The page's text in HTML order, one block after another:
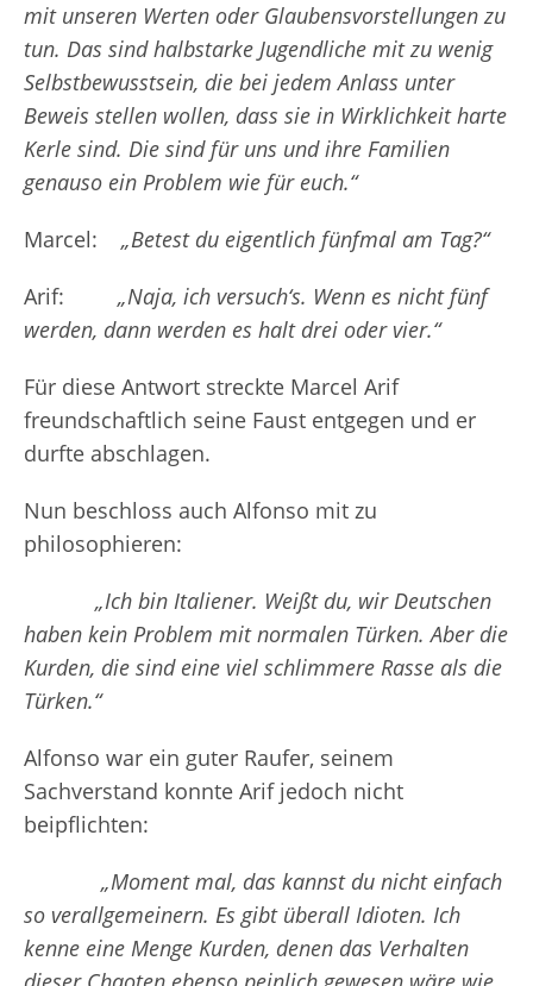
mit unseren Werten oder Glaubensvorstellungen zu
tun. Das sind halbstarke Jugendliche mit zu wenig
Selbstbewusstsein, die bei jedem Anlass unter
Beweis stellen wollen, dass sie in Wirklichkeit harte
Kerle sind. Die sind für uns und ihre Familien
genauso ein Problem wie für euch.“
Marcel: „Betest du eigentlich fünfmal am Tag?“
Arif: „Naja, ich versuch‘s. Wenn es nicht fünf
werden, dann werden es halt drei oder vier.“
Für diese Antwort streckte Marcel Arif
freundschaftlich seine Faust entgegen und er
durfte abschlagen.
Nun beschloss auch Alfonso mit zu
philosophieren:
„Ich bin Italiener. Weißt du, wir Deutschen
haben kein Problem mit normalen Türken. Aber die
Kurden, die sind eine viel schlimmere Rasse als die
Türken.“
Alfonso war ein guter Raufer, seinem
Sachverstand konnte Arif jedoch nicht
beipflichten:
„Moment mal, das kannst du nicht einfach
so verallgemeinern. Es gibt überall Idioten. Ich
kenne eine Menge Kurden, denen das Verhalten